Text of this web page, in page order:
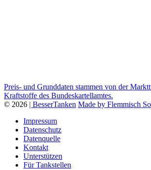
Preis- und Grunddaten stammen von der
Kraftstoffe des Bundeskartellamtes.
© 2026 | BesserTanken Made by Flemmisch
Impressum
Datenschutz
Datenquelle
Kontakt
Unterstützen
Für Tankstellen